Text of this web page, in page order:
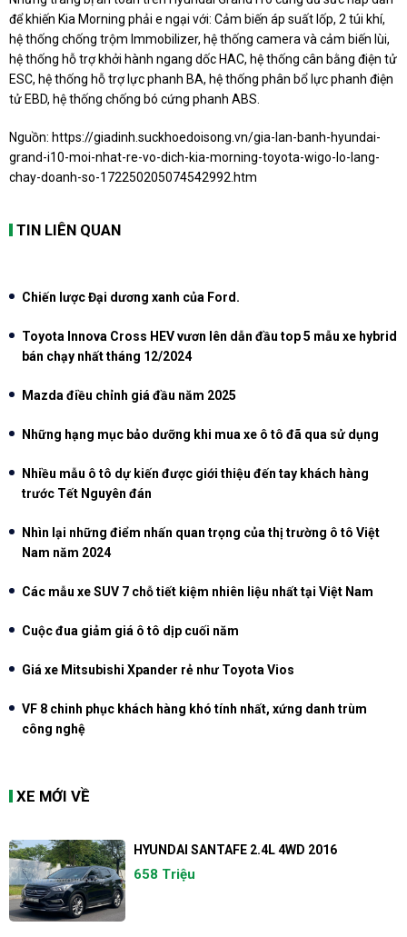
để khiến Kia Morning phải e ngại với: Cảm biến áp suất lốp, 2 túi khí,
hệ thống chống trộm Immobilizer, hệ thống camera và cảm biến lùi,
hệ thống hỗ trợ khởi hành ngang dốc HAC, hệ thống cân bằng điện tử
ESC, hệ thống hỗ trợ lực phanh BA, hệ thống phân bổ lực phanh điện
tử EBD, hệ thống chống bó cứng phanh ABS.
Nguồn: https://giadinh.suckhoedoisong.vn/gia-lan-banh-hyundai-
grand-i10-moi-nhat-re-vo-dich-kia-morning-toyota-wigo-lo-lang-
chay-doanh-so-172250205074542992.htm
TIN LIÊN QUAN
Chiến lược Đại dương xanh của Ford.
Toyota Innova Cross HEV vươn lên dẫn đầu top 5 mẫu xe hybrid
bán chạy nhất tháng 12/2024
Mazda điều chỉnh giá đầu năm 2025
Những hạng mục bảo dưỡng khi mua xe ô tô đã qua sử dụng
Nhiều mẫu ô tô dự kiến được giới thiệu đến tay khách hàng
trước Tết Nguyên đán
Nhìn lại những điểm nhấn quan trọng của thị trường ô tô Việt
Nam năm 2024
Các mẫu xe SUV 7 chỗ tiết kiệm nhiên liệu nhất tại Việt Nam
Cuộc đua giảm giá ô tô dịp cuối năm
Giá xe Mitsubishi Xpander rẻ như Toyota Vios
VF 8 chinh phục khách hàng khó tính nhất, xứng danh trùm
công nghệ
XE MỚI VỀ
HYUNDAI SANTAFE 2.4L 4WD 2016
658 Triệu